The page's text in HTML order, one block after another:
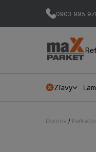
0903 995
Zľavy
Domov /